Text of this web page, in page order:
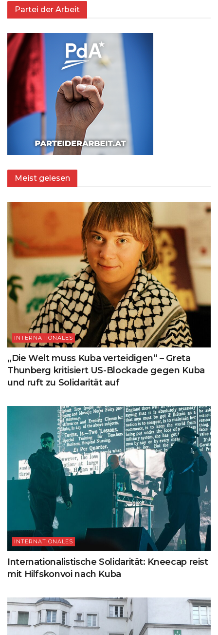
Partei der Arbeit
Meist gelesen
INTERNATIONALES
„Die Welt muss Kuba verteidigen“ – Greta
Thunberg kritisiert US-Blockade gegen Kuba
und ruft zu Solidarität auf
INTERNATIONALES
Internationalistische Solidarität: Kneecap reist
mit Hilfskonvoi nach Kuba